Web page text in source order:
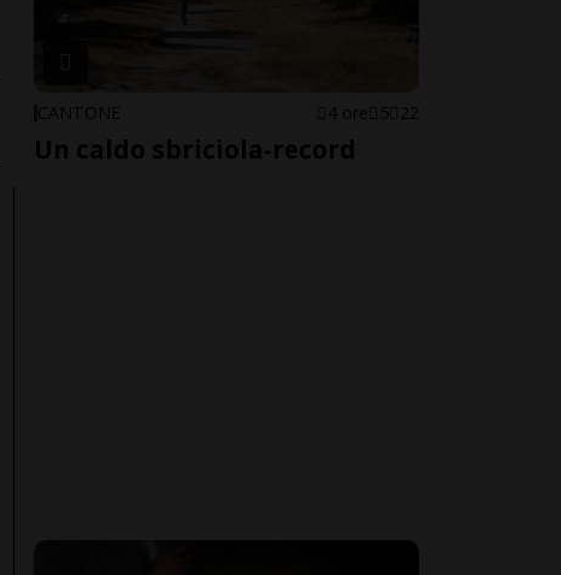
CANTONE 4 ore 5 22
Un caldo sbriciola-record